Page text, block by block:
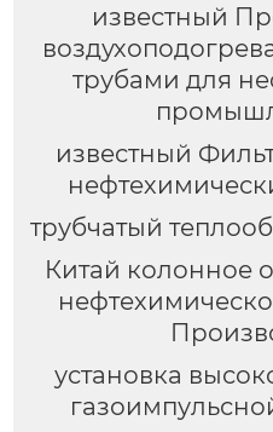
известный
трубами для
известный
трубчатый
Китай колонное
установка